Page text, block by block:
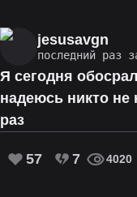
jesusavgn
последний раз
Я сегодня
надеюсь никто не
раз
57 7 4020